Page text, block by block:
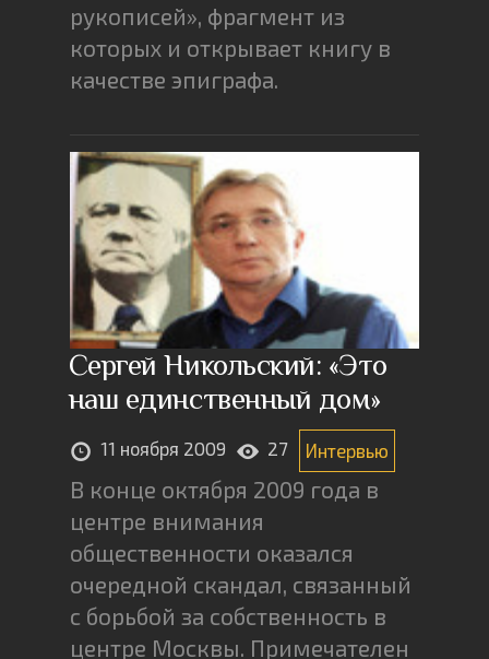
рукописей», фрагмент из
которых и открывает книгу в
качестве эпиграфа.
Сергей Никольский: «Это
наш единственный дом»
11 ноября 2009 27 Интервью
В конце октября 2009 года в
центре внимания
общественности оказался
очередной скандал, связанный
с борьбой за собственность в
центре Москвы. Примечателен